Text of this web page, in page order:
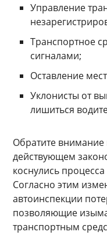
Управление
Транспортное
сигналами;
Оставление
Уклонисты от
лишиться
Обратите
действующем
коснулись
Согласно этим
автоинспекции
позволяющие
транспортным